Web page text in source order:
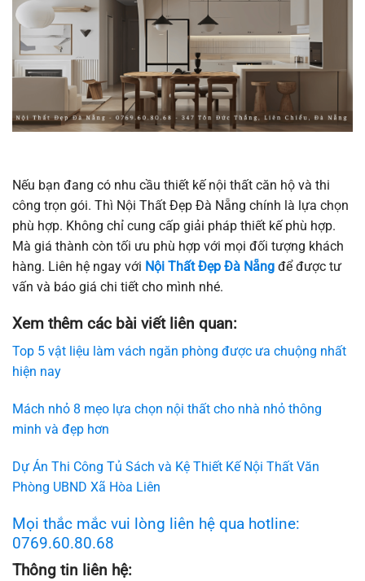
Nếu bạn đang có nhu cầu thiết kế nội thất căn hộ và thi
công trọn gói. Thì Nội Thất Đẹp Đà Nẵng chính là lựa chọn
phù hợp. Không chỉ cung cấp giải pháp thiết kế phù hợp.
Mà giá thành còn tối ưu phù hợp với mọi đối tượng khách
hàng. Liên hệ ngay với Nội Thất Đẹp Đà Nẵng để được tư
vấn và báo giá chi tiết cho mình nhé.
Xem thêm các bài viết liên quan:
Top 5 vật liệu làm vách ngăn phòng được ưa chuộng nhất
hiện nay
Mách nhỏ 8 mẹo lựa chọn nội thất cho nhà nhỏ thông
minh và đẹp hơn
Dự Án Thi Công Tủ Sách và Kệ Thiết Kế Nội Thất Văn
Phòng UBND Xã Hòa Liên
Mọi thắc mắc vui lòng liên hệ qua hotline:
0769.60.80.68
Thông tin liên hệ: